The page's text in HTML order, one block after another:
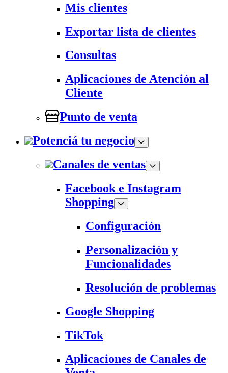
Mis clientes
Exportar lista de clientes
Consultas
Aplicaciones de Atención al
Cliente
Punto de venta
Potenciá tu negocio
Canales de ventas
Facebook e Instagram
Shopping
Configuración
Personalización y
Funcionalidades
Resolución de problemas
Google Shopping
TikTok
Aplicaciones de Canales de